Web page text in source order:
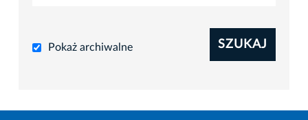
Pokaż archiwalne SZUKAJ